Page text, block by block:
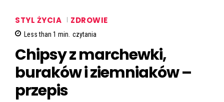
STYL ŻYCIA ZDROWIE
Less than 1 min. czytania
Chipsy z marchewki,
buraków i ziemniaków –
przepis